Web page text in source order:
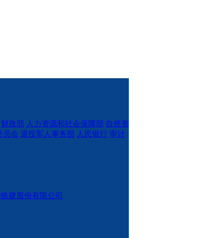
财政部 人力资源和社会保障部 自然资
员会 退役军人事务部 人民银行 审计
建股份有限公司